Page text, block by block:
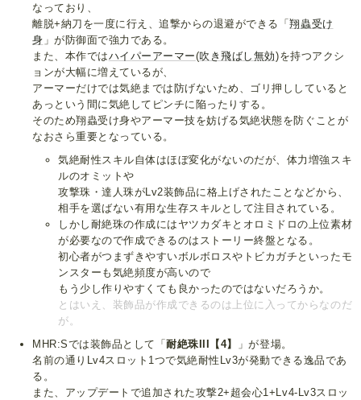
なっており、
離脱+納刀を一度に行え、追撃からの退避ができる「翔蟲受け
身 」が防御面で強力である。
また、本作ではハイパーアーマー(吹き飛ばし無効)を持つアクシ
ョンが大幅に増えているが、
アーマーだけでは気絶までは防げないため、ゴリ押ししていると
あっという間に気絶してピンチに陥ったりする。
そのため翔蟲受け身やアーマー技を妨げる気絶状態を防ぐことが
なおさら重要となっている。
気絶耐性スキル自体はほぼ変化がないのだが、体力増強スキ
ルのオミットや
攻撃珠・達人珠がLv2装飾品に格上げされたことなどから、
相手を選ばない有用な生存スキルとして注目されている。
しかし耐絶珠の作成にはヤツカダキとオロミドロの上位素材
が必要なので作成できるのはストーリー終盤となる。
初心者がつまずきやすいボルボロスやトビカガチといったモ
ンスターも気絶頻度が高いので
もう少し作りやすくても良かったのではないだろうか。
とはいえ、装飾品が作成できるのは上位に入ってからなのだ
が。
MHR:Sでは装飾品として「耐絶珠III【4】
」が登場。
名前の通りLv4スロット1つで気絶耐性Lv3が発動できる逸品であ
る。
また、アップデートで追加された攻撃2+超会心1+Lv4-Lv3スロッ